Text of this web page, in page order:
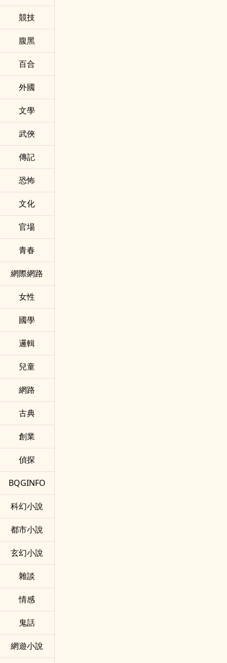
競技
腹黑
百合
外國
文學
武俠
傳記
恐怖
文化
官場
青春
網際網路
女性
國學
邏輯
兒童
網路
古典
創業
偵探
BQGINFO
科幻小說
都市小說
玄幻小說
雜談
情感
鬼話
網遊小說